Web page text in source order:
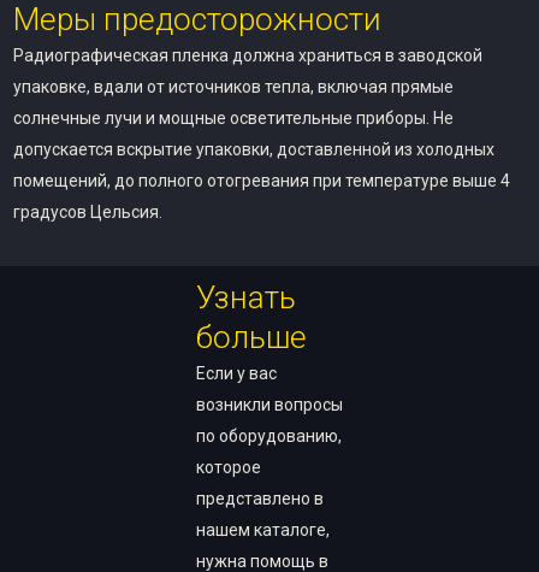
Меры предосторожности
Радиографическая пленка должна храниться в заводской
упаковке, вдали от источников тепла, включая прямые
солнечные лучи и мощные осветительные приборы. Не
допускается вскрытие упаковки, доставленной из холодных
помещений, до полного отогревания при температуре выше 4
градусов Цельсия.
Узнать
больше
Если у вас
возникли вопросы
по оборудованию,
которое
представлено в
нашем каталоге,
нужна помощь в